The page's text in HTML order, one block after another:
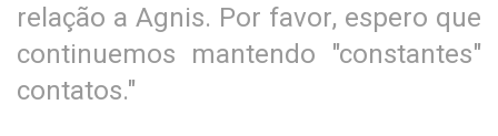
relação a Agnis. Por favor, espero que
continuemos mantendo "constantes"
contatos."